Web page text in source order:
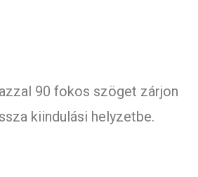
90 fokos szöget zárjon
kiindulási helyzetbe.